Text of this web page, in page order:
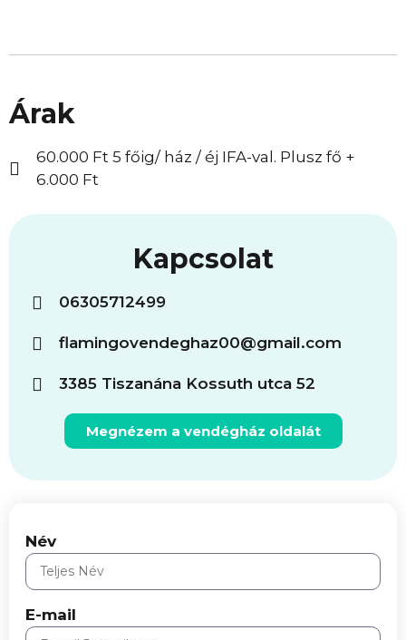
Árak
60.000 Ft 5 főig/ ház / éj IFA-val. Plusz fő +
6.000 Ft
Kapcsolat
06305712499
flamingovendeghaz00@gmail.com
3385 Tiszanána Kossuth utca 52
Megnézem a vendégház oldalát
Név
E-mail